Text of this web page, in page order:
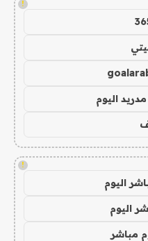
!
اليوم
!
اليوم
اليوم
مباشر